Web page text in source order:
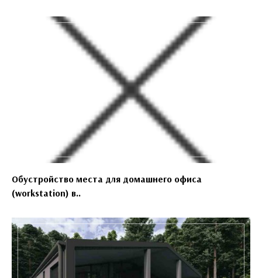
Обустройство места для домашнего офиса
(workstation) в..